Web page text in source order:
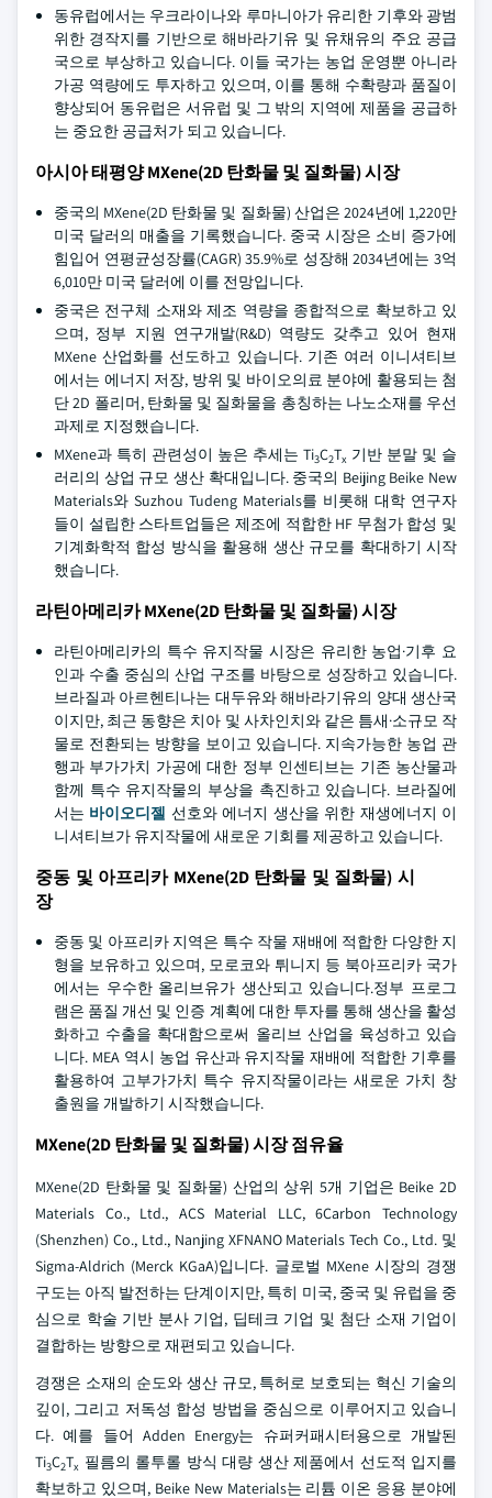
동유럽에서는 우크라이나와 루마니아가 유리한 기후와 광범
위한 경작지를 기반으로 해바라기유 및 유채유의 주요 공급
국으로 부상하고 있습니다. 이들 국가는 농업 운영뿐 아니라
가공 역량에도 투자하고 있으며, 이를 통해 수확량과 품질이
향상되어 동유럽은 서유럽 및 그 밖의 지역에 제품을 공급하
는 중요한 공급처가 되고 있습니다.
아시아 태평양 MXene(2D 탄화물 및 질화물) 시장
중국의 MXene(2D 탄화물 및 질화물) 산업은 2024년에 1,220만
미국 달러의 매출을 기록했습니다. 중국 시장은 소비 증가에
힘입어 연평균성장률(CAGR) 35.9%로 성장해 2034년에는 3억
6,010만 미국 달러에 이를 전망입니다.
중국은 전구체 소재와 제조 역량을 종합적으로 확보하고 있
으며, 정부 지원 연구개발(R&D) 역량도 갖추고 있어 현재
MXene 산업화를 선도하고 있습니다. 기존 여러 이니셔티브
에서는 에너지 저장, 방위 및 바이오의료 분야에 활용되는 첨
단 2D 폴리머, 탄화물 및 질화물을 총칭하는 나노소재를 우선
과제로 지정했습니다.
MXene과 특히 관련성이 높은 추세는 Ti3C2Tx 기반 분말 및 슬
러리의 상업 규모 생산 확대입니다. 중국의 Beijing Beike New
Materials와 Suzhou Tudeng Materials를 비롯해 대학 연구자
들이 설립한 스타트업들은 제조에 적합한 HF 무첨가 합성 및
기계화학적 합성 방식을 활용해 생산 규모를 확대하기 시작
했습니다.
라틴아메리카 MXene(2D 탄화물 및 질화물) 시장
라틴아메리카의 특수 유지작물 시장은 유리한 농업·기후 요
인과 수출 중심의 산업 구조를 바탕으로 성장하고 있습니다.
브라질과 아르헨티나는 대두유와 해바라기유의 양대 생산국
이지만, 최근 동향은 치아 및 사차인치와 같은 틈새·소규모 작
물로 전환되는 방향을 보이고 있습니다. 지속가능한 농업 관
행과 부가가치 가공에 대한 정부 인센티브는 기존 농산물과
함께 특수 유지작물의 부상을 촉진하고 있습니다. 브라질에
서는 바이오디젤 선호와 에너지 생산을 위한 재생에너지 이
니셔티브가 유지작물에 새로운 기회를 제공하고 있습니다.
중동 및 아프리카 MXene(2D 탄화물 및 질화물) 시
장
중동 및 아프리카 지역은 특수 작물 재배에 적합한 다양한 지
형을 보유하고 있으며, 모로코와 튀니지 등 북아프리카 국가
에서는 우수한 올리브유가 생산되고 있습니다.정부 프로그
램은 품질 개선 및 인증 계획에 대한 투자를 통해 생산을 활성
화하고 수출을 확대함으로써 올리브 산업을 육성하고 있습
니다. MEA 역시 농업 유산과 유지작물 재배에 적합한 기후를
활용하여 고부가가치 특수 유지작물이라는 새로운 가치 창
출원을 개발하기 시작했습니다.
MXene(2D 탄화물 및 질화물) 시장 점유율
MXene(2D 탄화물 및 질화물) 산업의 상위 5개 기업은 Beike 2D
Materials Co., Ltd., ACS Material LLC, 6Carbon Technology
(Shenzhen) Co., Ltd., Nanjing XFNANO Materials Tech Co., Ltd. 및
Sigma-Aldrich (Merck KGaA)입니다. 글로벌 MXene 시장의 경쟁
구도는 아직 발전하는 단계이지만, 특히 미국, 중국 및 유럽을 중
심으로 학술 기반 분사 기업, 딥테크 기업 및 첨단 소재 기업이
결합하는 방향으로 재편되고 있습니다.
경쟁은 소재의 순도와 생산 규모, 특허로 보호되는 혁신 기술의
깊이, 그리고 저독성 합성 방법을 중심으로 이루어지고 있습니
다. 예를 들어 Adden Energy는 슈퍼커패시터용으로 개발된
Ti3C2Tx 필름의 롤투롤 방식 대량 생산 제품에서 선도적 입지를
확보하고 있으며, Beike New Materials는 리튬 이온 응용 분야에